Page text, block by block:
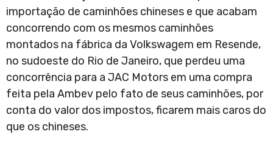
importação de caminhões chineses e que acabam
concorrendo com os mesmos caminhões
montados na fábrica da Volkswagem em Resende,
no sudoeste do Rio de Janeiro, que perdeu uma
concorrência para a JAC Motors em uma compra
feita pela Ambev pelo fato de seus caminhões, por
conta do valor dos impostos, ficarem mais caros do
que os chineses.